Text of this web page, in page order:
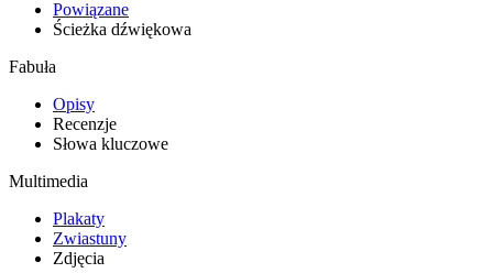
Powiązane
Ścieżka dźwiękowa
Fabuła
Opisy
Recenzje
Słowa kluczowe
Multimedia
Plakaty
Zwiastuny
Zdjęcia